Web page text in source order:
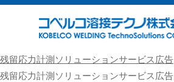
残留応力計測ソリューションサービス広告
残留応力計測ソリューションサービス広告